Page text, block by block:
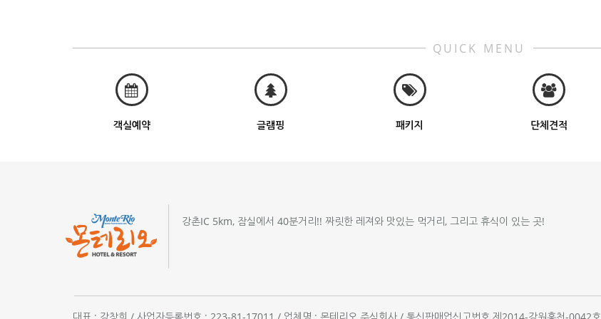
QUICK MENU
객실예약 글램핑 패키지 단체견적
강촌IC 5km, 잠실에서 40분거리!! 짜릿한 레져와 맛있는 먹거리, 그리고 휴식이 있는 곳!